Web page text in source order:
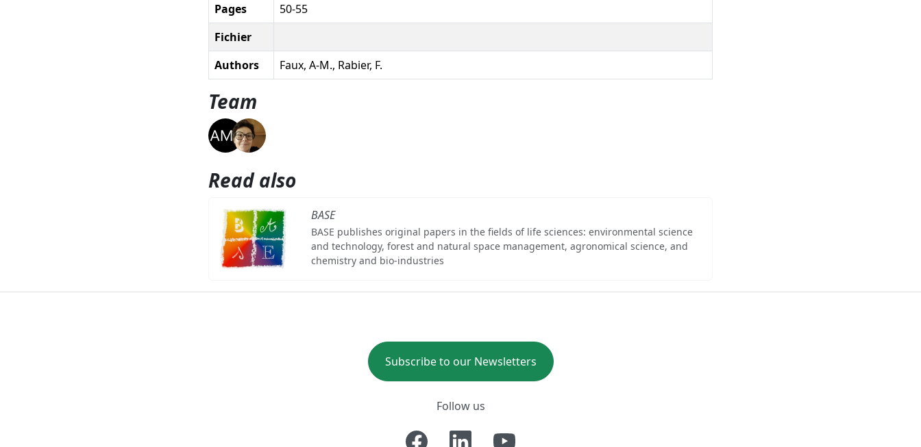
Pages
50-55
Fichier
Authors
Faux, A-M., Rabier, F.
Team
Read also
BASE
BASE publishes original papers in the fields of life sciences: environmental science
and technology, forest and natural space management, agronomical science, and
chemistry and bio-industries
Subscribe to our Newsletters
Follow us